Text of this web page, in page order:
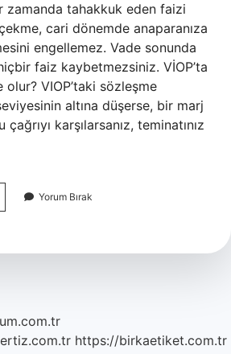
zamanda tahakkuk eden faizi
cari dönemde anaparanıza
engellemez. Vade sonunda
faiz kaybetmezsiniz. VİOP’ta
VIOP’taki sözleşme
altına düşerse, bir marj
çağrıyı karşılarsanız, teminatınız
Yorum Bırak
https://birkaetiket.com.tr